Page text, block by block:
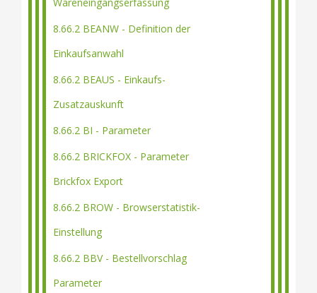
8.66.2 BEANW - Definition der
Einkaufsanwahl
8.66.2 BEAUS - Einkaufs-
Zusatzauskunft
8.66.2 BI - Parameter
8.66.2 BRICKFOX - Parameter
Brickfox Export
8.66.2 BROW - Browserstatistik-
Einstellung
8.66.2 BBV - Bestellvorschlag
Parameter